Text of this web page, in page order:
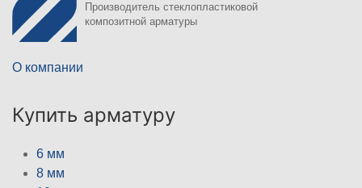
Производитель стеклопластиковой
композитной арматуры
О компании
Купить арматуру
6 мм
8 мм